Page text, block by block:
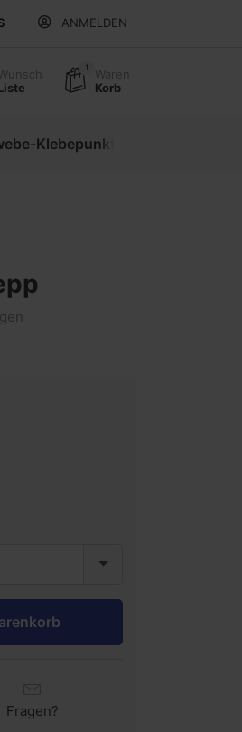
ANMELDEN
Wunsch
1
Waren
Korb
Klebepunkte
Fragen?